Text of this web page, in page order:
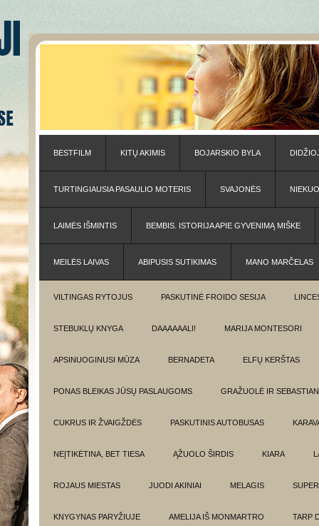
BESTFILM KITŲ AKIMIS BOJARSKIO BYLA
TURTINGIAUSIA PASAULIO MOTERIS SVAJONĖS
LAIMĖS IŠMINTIS BEMBIS. ISTORIJA APIE GYVENIMĄ MIŠKE
MEILĖS LAIVAS ABIPUSIS SUTIKIMAS MANO MARČELAS
VILTINGAS RYTOJUS PASKUTINĖ FROIDO SESIJA
STEBUKLŲ KNYGA DAAAAAALI! MARIJA MONTESORI
APSINUOGINUSI MŪZA BERNADETA ELFŲ KERŠTAS
PONAS BLEIKAS JŪSŲ PASLAUGOMS GRAŽUOLĖ IR
CUKRUS IR ŽVAIGŽDĖS PASKUTINIS AUTOBUSAS
NEĮTIKĖTINA, BET TIESA ĄŽUOLO ŠIRDIS KIARA
ROJAUS MIESTAS JUODI AKINIAI MELAGIS
KNYGYNAS PARYŽIUJE AMELIJA IŠ MONMARTRO TARP